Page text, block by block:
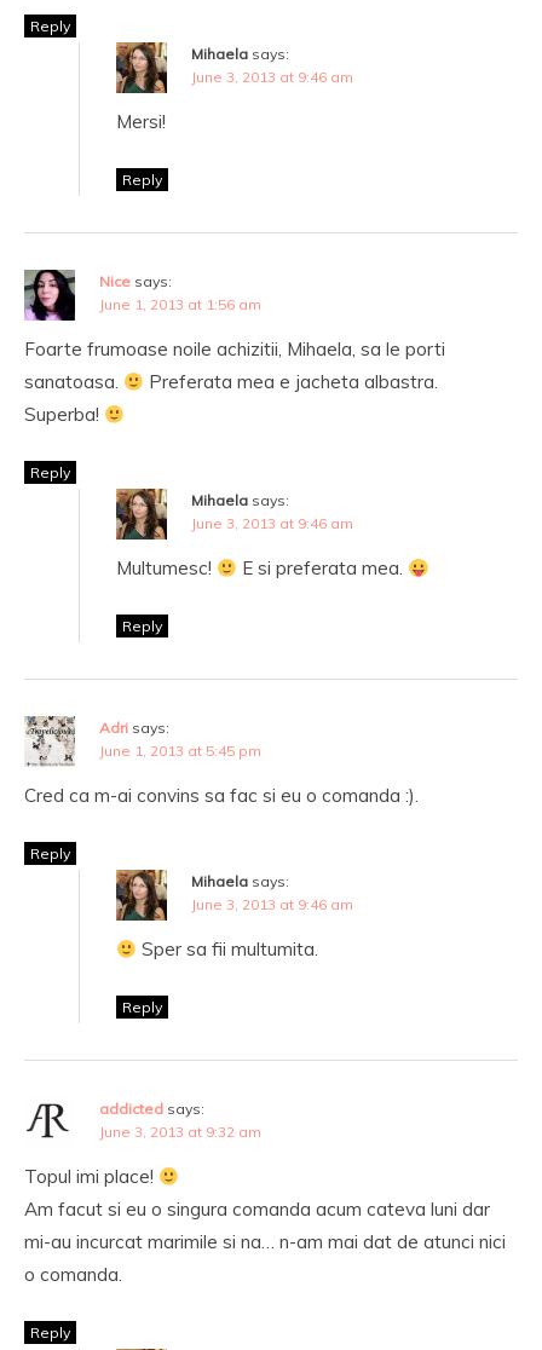
Reply
Mihaela says:
June 3, 2013 at 9:46 am
Mersi!
Reply
Nice says:
June 1, 2013 at 1:56 am
Foarte frumoase noile achizitii, Mihaela, sa le porti
sanatoasa.
Preferata mea e jacheta albastra.
Superba!
Reply
Mihaela says:
June 3, 2013 at 9:46 am
Multumesc! E si preferata mea.
Reply
Adri says:
June 1, 2013 at 5:45 pm
Cred ca m-ai convins sa fac si eu o comanda :).
Reply
Mihaela says:
June 3, 2013 at 9:46 am
Sper sa fii multumita.
Reply
addicted says:
June 3, 2013 at 9:32 am
Topul imi place!
Am facut si eu o singura comanda acum cateva luni dar
mi-au incurcat marimile si na… n-am mai dat de atunci nici
o comanda.
Reply